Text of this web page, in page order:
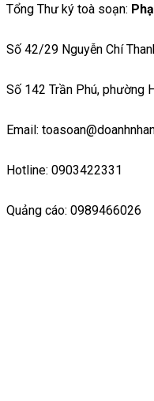
Tổng Thư ký toà soạn:
Số 42/29 Nguyễn Chí
Số 142 Trần Phú, phường
Email:
Hotline: 0903422331
Quảng cáo: 0989466026